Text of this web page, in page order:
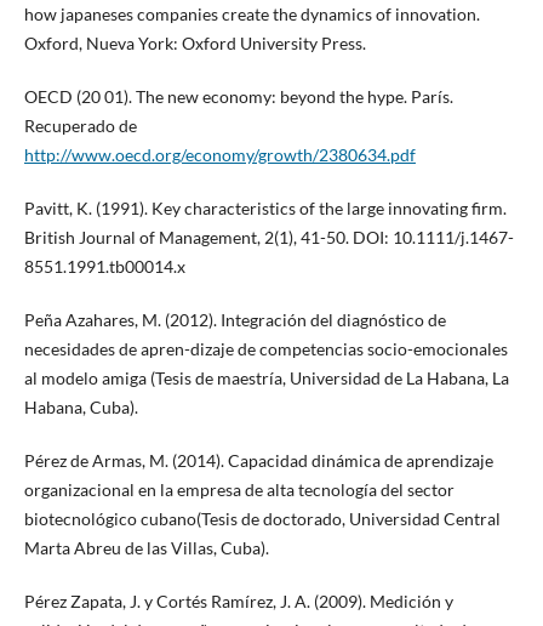
how japaneses companies create the dynamics of innovation.
Oxford, Nueva York: Oxford University Press.
OECD (20 01). The new economy: beyond the hype. París.
Recuperado de
http://www.oecd.org/economy/growth/2380634.pdf
Pavitt, K. (1991). Key characteristics of the large innovating firm.
British Journal of Management, 2(1), 41-50. DOI: 10.1111/j.1467-
8551.1991.tb00014.x
Peña Azahares, M. (2012). Integración del diagnóstico de
necesidades de apren-dizaje de competencias socio-emocionales
al modelo amiga (Tesis de maestría, Universidad de La Habana, La
Habana, Cuba).
Pérez de Armas, M. (2014). Capacidad dinámica de aprendizaje
organizacional en la empresa de alta tecnología del sector
biotecnológico cubano(Tesis de doctorado, Universidad Central
Marta Abreu de las Villas, Cuba).
Pérez Zapata, J. y Cortés Ramírez, J. A. (2009). Medición y